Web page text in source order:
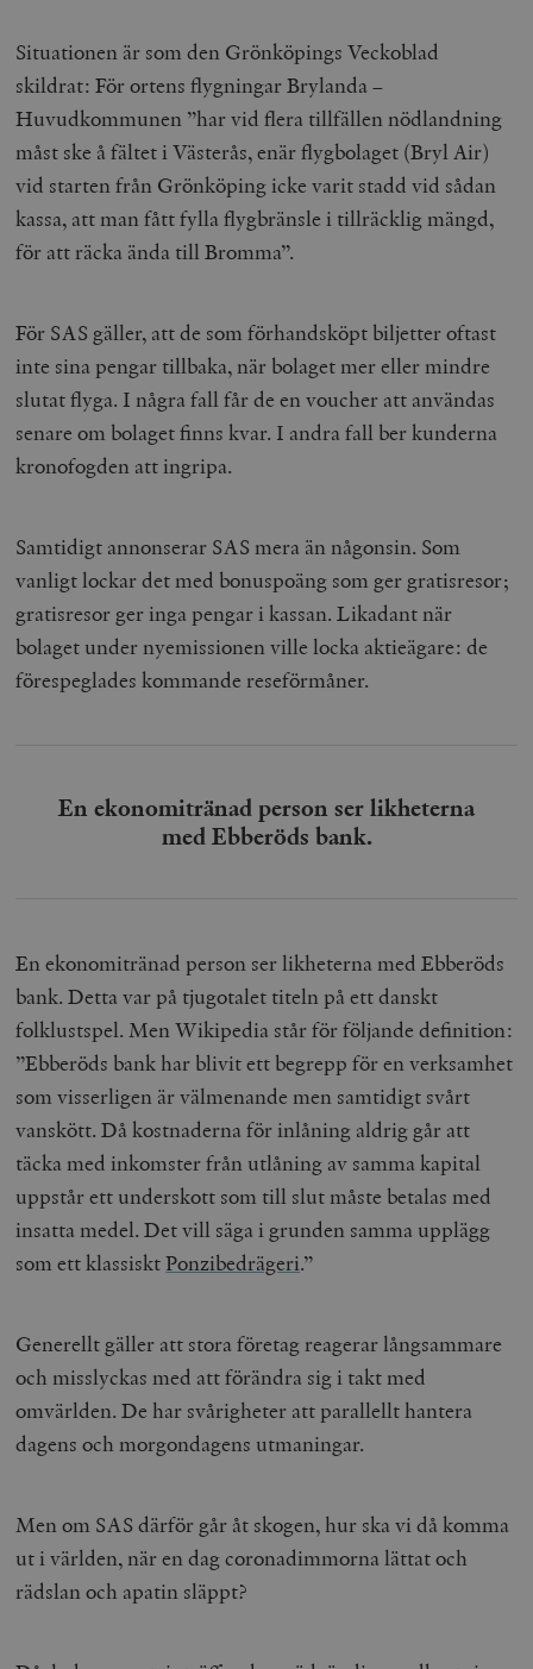
Situationen är som den Grönköpings Veckoblad
skildrat: För ortens flygningar Brylanda –
Huvudkommunen ”har vid flera tillfällen nödlandning
måst ske å fältet i Västerås, enär flygbolaget (Bryl Air)
vid starten från Grönköping icke varit stadd vid sådan
kassa, att man fått fylla flygbränsle i tillräcklig mängd,
för att räcka ända till Bromma”.
För SAS gäller, att de som förhandsköpt biljetter oftast
inte sina pengar tillbaka, när bolaget mer eller mindre
slutat flyga. I några fall får de en voucher att användas
senare om bolaget finns kvar. I andra fall ber kunderna
kronofogden att ingripa.
Samtidigt annonserar SAS mera än någonsin. Som
vanligt lockar det med bonuspoäng som ger gratisresor;
gratisresor ger inga pengar i kassan. Likadant när
bolaget under nyemissionen ville locka aktieägare: de
förespeglades kommande reseförmåner.
En ekonomitränad person ser likheterna
med Ebberöds bank.
En ekonomitränad person ser likheterna med Ebberöds
bank. Detta var på tjugotalet titeln på ett danskt
folklustspel. Men Wikipedia står för följande definition:
”Ebberöds bank har blivit ett begrepp för en verksamhet
som visserligen är välmenande men samtidigt svårt
vanskött. Då kostnaderna för inlåning aldrig går att
täcka med inkomster från utlåning av samma kapital
uppstår ett underskott som till slut måste betalas med
insatta medel. Det vill säga i grunden samma upplägg
som ett klassisktPonzibedrägeri.”
Generellt gäller att stora företag reagerar långsammare
och misslyckas med att förändra sig i takt med
omvärlden. De har svårigheter att parallellt hantera
dagens och morgondagens utmaningar.
Men om SAS därför går åt skogen, hur ska vi då komma
ut i världen, när en dag coronadimmorna lättat och
rädslan och apatin släppt?